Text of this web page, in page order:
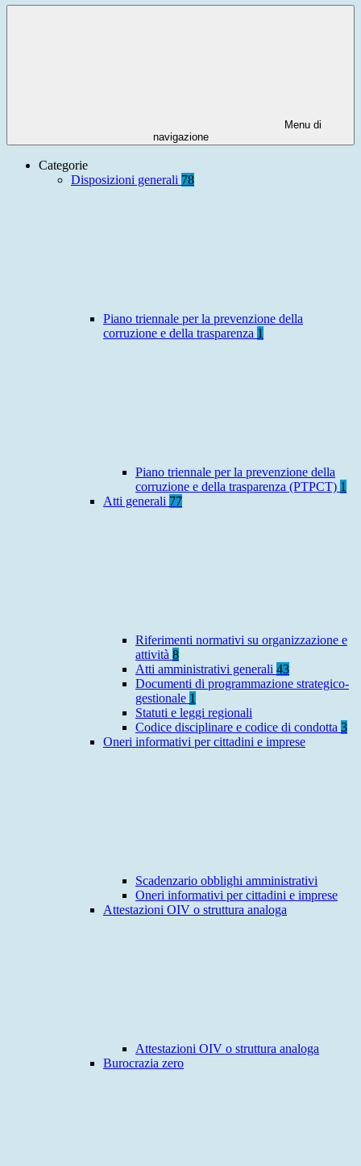
Menu di
navigazione
Categorie
Disposizioni generali 78
Piano triennale per la prevenzione della
corruzione e della trasparenza 1
Piano triennale per la prevenzione della
corruzione e della trasparenza (PTPCT) 1
Atti generali 77
Riferimenti normativi su organizzazione e
attività 8
Atti amministrativi generali 43
Documenti di programmazione strategico-
gestionale 1
Statuti e leggi regionali
Codice disciplinare e codice di condotta 3
Oneri informativi per cittadini e imprese
Scadenzario obblighi amministrativi
Oneri informativi per cittadini e imprese
Attestazioni OIV o struttura analoga
Attestazioni OIV o struttura analoga
Burocrazia zero